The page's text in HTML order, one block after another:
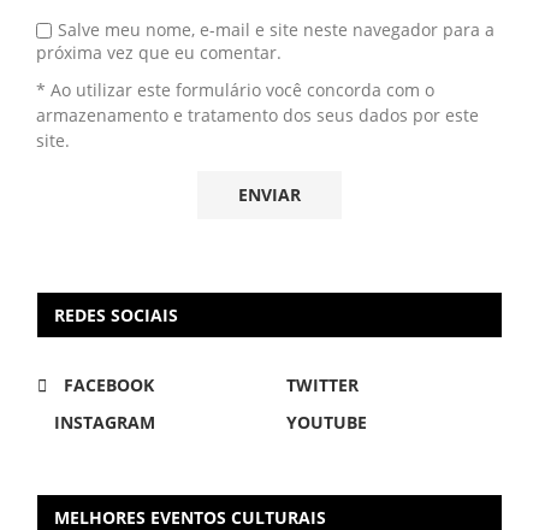
Salve meu nome, e-mail e site neste navegador para a
próxima vez que eu comentar.
* Ao utilizar este formulário você concorda com o
armazenamento e tratamento dos seus dados por este
site.
REDES SOCIAIS
FACEBOOK
TWITTER
INSTAGRAM
YOUTUBE
MELHORES EVENTOS CULTURAIS